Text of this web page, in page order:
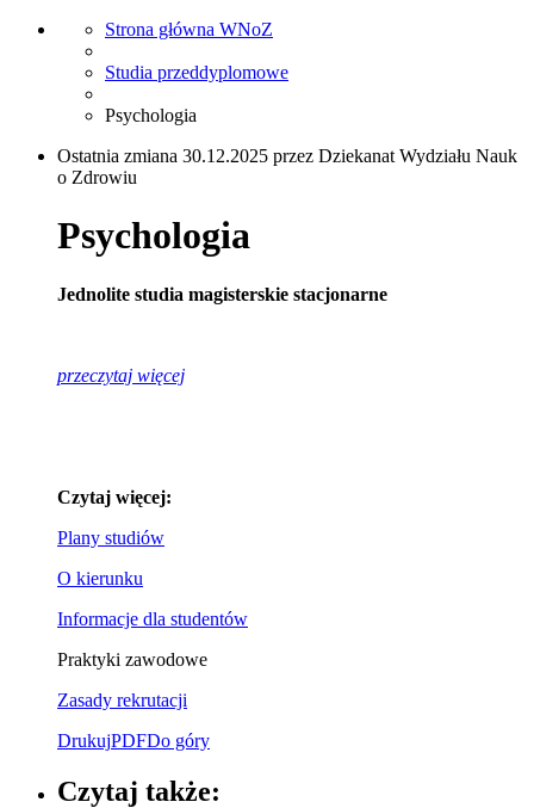
Strona główna WNoZ
Studia przeddyplomowe
Psychologia
Ostatnia zmiana 30.12.2025 przez Dziekanat Wydziału Nauk
o Zdrowiu
Psychologia
Jednolite studia magisterskie stacjonarne
przeczytaj więcej
Czytaj więcej:
Plany studiów
O kierunku
Informacje dla studentów
Praktyki zawodowe
Zasady rekrutacji
DrukujPDFDo góry
Czytaj także: